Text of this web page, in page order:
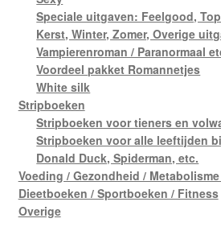
Speciale uitgaven: Feelgood,
Kerst, Winter, Zomer, Overige
Vampierenroman / Paranormaal
Voordeel pakket Romannetjes
White silk
Stripboeken
Stripboeken voor tieners en
Stripboeken voor alle leeftijden
Donald Duck, Spiderman, etc.
Voeding / Gezondheid /
Dieetboeken / Sportboeken / Fitness
Overige